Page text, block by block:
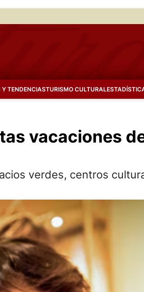
TENDENCIASTURISMO CULTURAL
vacaciones
verdes, centros